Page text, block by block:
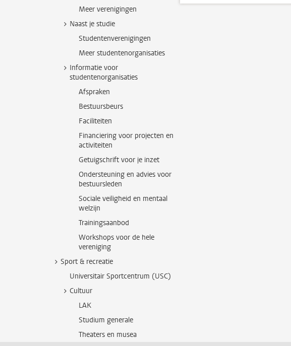
Meer verenigingen
Naast je studie
Studentenverenigingen
Meer studentenorganisaties
Informatie voor
studentenorganisaties
Afspraken
Bestuursbeurs
Faciliteiten
Financiering voor projecten en
activiteiten
Getuigschrift voor je inzet
Ondersteuning en advies voor
bestuursleden
Sociale veiligheid en mentaal
welzijn
Trainingsaanbod
Workshops voor de hele
vereniging
Sport & recreatie
Universitair Sportcentrum (USC)
Cultuur
LAK
Studium generale
Theaters en musea